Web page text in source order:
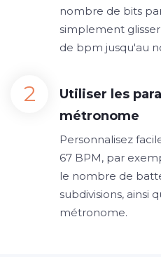
nombre de bits
simplement
de bpm jusqu'au
Utiliser les
métronome
Personnalisez
67 BPM, par
le nombre de
subdivisions, ainsi
métronome.